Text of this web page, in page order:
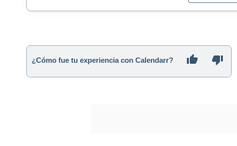
¿Cómo fue tu experiencia con Calendarr?